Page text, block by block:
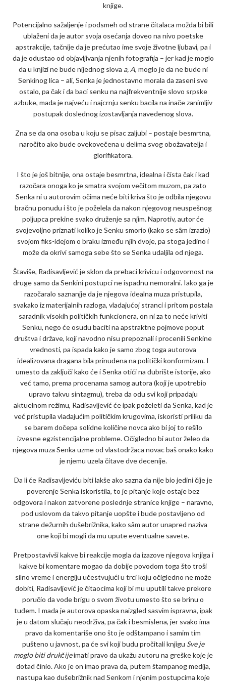
knjige.
Potencijalno sažaljenje i podsmeh od strane čitalaca možda bi bili
ublaženi da je autor svoja osećanja doveo na nivo poetske
apstrakcije, tačnije da je prećutao ime svoje životne ljubavi, pa i
da je odustao od objavljivanja njenih fotografija – jer kad je moglo
da u knjizi ne bude nijednog slova a, A, moglo je da ne bude ni
Senkinog lica – ali, Senka je jednostavno morala da zaseni sve
ostalo, pa čak i da baci senku na najfrekventnije slovo srpske
azbuke, mada je najveću i najcrnju senku bacila na inače zanimljiv
postupak doslednog izostavljanja navedenog slova.
Zna se da ona osoba u koju se pisac zaljubi – postaje besmrtna,
naročito ako bude ovekovečena u delima svog obožavatelja i
glorifikatora.
I što je još bitnije, ona ostaje besmrtna, idealna i čista čak i kad
razočara onoga ko je smatra svojom večitom muzom, pa zato
Senka ni u autorovim očima neće biti kriva što je odbila njegovu
bračnu ponudu i što je poželela da nakon njegovog neuspešnog
poljupca prekine svako druženje sa njim. Naprotiv, autor će
svojevoljno priznati koliko je Senku smorio (kako se sâm izrazio)
svojom fiks-idejom o braku između njih dvoje, pa stoga jedino i
može da okrivi samoga sebe što se Senka udaljila od njega.
Štaviše, Radisavljević je sklon da prebaci krivicu i odgovornost na
druge samo da Senkini postupci ne ispadnu nemoralni. Iako ga je
razočaralo saznanjje da je njegova idealna muza pristupila,
svakako iz materijalnih razloga, vladajućoj stranci i pritom postala
saradnik visokih političkih funkcionera, on ni za to neće kriviti
Senku, nego će osudu baciti na apstraktne pojmove poput
društva i države, koji navodno nisu prepoznali i procenili Senkine
vrednosti, pa ispada kako je samo zbog toga autorova
idealizovana dragana bila prinuđena na politički konformizam. I
umesto da zaključi kako će i Senka otići na đubrište istorije, ako
već tamo, prema procenama samog autora (koji je upotrebio
upravo takvu sintagmu), treba da odu svi koji pripadaju
aktuelnom režimu, Radisavljević će ipak poželeti da Senka, kad je
već pristupila vladajućim političkim krugovima, iskoristi priliku da
se barem dočepa solidne količine novca ako bi joj to rešilo
izvesne egzistencijalne probleme. Očigledno bi autor želeo da
njegova muza Senka uzme od vlastodržaca novac baš onako kako
je njemu uzela čitave dve decenije.
Da li će Radisavljeviću biti lakše ako sazna da nije bio jedini čije je
poverenje Senka iskoristila, to je pitanje koje ostaje bez
odgovora i nakon zatvorene poslednje stranice knjige – naravno,
pod uslovom da takvo pitanje uopšte i bude postavljeno od
strane dežurnih dušebrižnika, kako sâm autor unapred naziva
one koji bi mogli da mu upute eventualne savete.
Pretpostavivši kakve bi reakcije mogla da izazove njegova knjiga i
kakve bi komentare mogao da dobije povodom toga što troši
silno vreme i energiju učestvujući u trci koju očigledno ne može
dobiti, Radisavljević je čitaocima koji bi mu uputili takve prekore
poručio da vode brigu o svom životu umesto što se brinu o
tuđem. I mada je autorova opaska naizgled sasvim ispravna, ipak
je u datom slučaju neodrživa, pa čak i besmislena, jer svako ima
pravo da komentariše ono što je odštampano i samim tim
pušteno u javnost, pa će svi koji budu pročitali knjigu Sve je
moglo biti drukčijeimati pravo da ukažu autoru na greške koje je
dotad činio. Ako je on imao prava da, putem štampanog medija,
nastupa kao dušebrižnik nad Senkom i njenim postupcima koje